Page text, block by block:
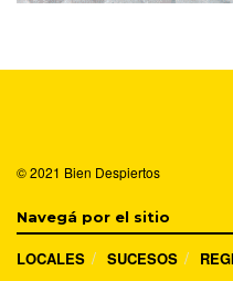
© 2021 Bien Despiertos
Navegá por el sitio
LOCALES SUCESOS